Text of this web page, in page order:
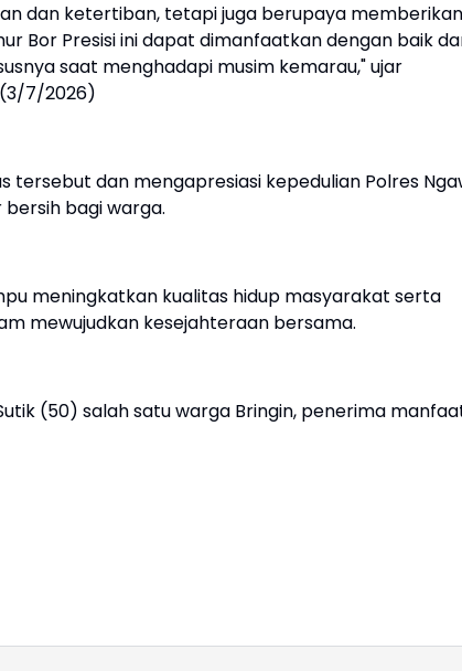
dan ketertiban, tetapi juga berupaya memberikan
Bor Presisi ini dapat dimanfaatkan dengan baik
saat menghadapi musim kemarau," ujar
7/2026)
dan mengapresiasi kepedulian Polres
bagi warga.
meningkatkan kualitas hidup masyarakat serta
mewujudkan kesejahteraan bersama.
(50) salah satu warga Bringin, penerima